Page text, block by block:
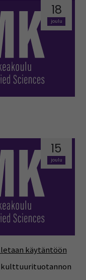
18
joulu
15
joulu
käytäntöön
kulttuurituotannon